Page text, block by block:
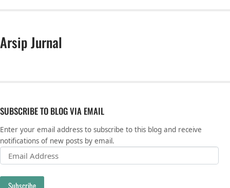
Arsip Jurnal
SUBSCRIBE TO BLOG VIA EMAIL
Enter your email address to subscribe to this blog and receive
notifications of new posts by email.
Email Address
Subscribe